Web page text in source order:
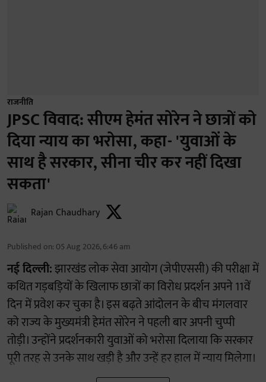
राजनीति
JPSC विवाद: सीएम हेमंत सोरेन ने छात्रों को
दिया न्याय का भरोसा, कहा- 'युवाओं के
साथ है सरकार, सीना चीर कर नहीं दिखा
सकता'
Rajan Chaudhary
Published on: 05 Aug 2026, 6:46 am
नई दिल्ली:झारखंड लोक सेवा आयोग (जेपीएससी) की परीक्षा में
कथित गड़बड़ियों के खिलाफ छात्रों का विरोध प्रदर्शन अपने 11वें
दिन में प्रवेश कर चुका है। इस बढ़ते आंदोलन के बीच मंगलवार
को राज्य के मुख्यमंत्री हेमंत सोरेन ने पहली बार अपनी चुप्पी
तोड़ी। उन्होंने प्रदर्शनकारी युवाओं को भरोसा दिलाया कि सरकार
पूरी तरह से उनके साथ खड़ी है और उन्हें हर हाल में न्याय मिलेगा।